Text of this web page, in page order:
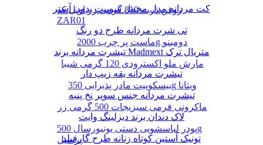
روغن ذرت 810 گرمی زر اویل کد
ZAR01
ماست پر چرب 2000g دومینو
مارش ملو اکسترودی 120 گرمی شیبا
بیسکوییت مادر پذیرایی 350g ویتانا
ماکرونی فرمی سبزیجات 500 گرمی زر
پودر لباسشویی دستی یونیورسال 500g
پرسیل
کت مردانه مدل مخمل سوییت بدون آستر
تی شرت مردانه طرح دو رنگ
تیشرت مردانه برند Madmext متریال ترک
تیشرت مردانه یقه زیپ دار
تیشرت مردانه جنس سوپر نخ پنبه
لاک دندان برند دیزلینگ وایت
تونیک آستین کوتاه زنانه طرح گارفیلد